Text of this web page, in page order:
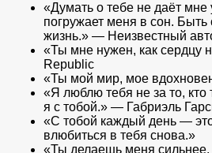
«Думать о тебе не даёт мне
погружает меня в сон. Быть
жизнь.» — Неизвестный
«Ты мне нужен, как сердцу
Republic
«Ты мой мир, мое
«Я люблю тебя не за то, кто
я с тобой.» — Габриэль
«С тобой каждый день —
влюбиться в тебя снова.»
«Ты делаешь меня сильнее,